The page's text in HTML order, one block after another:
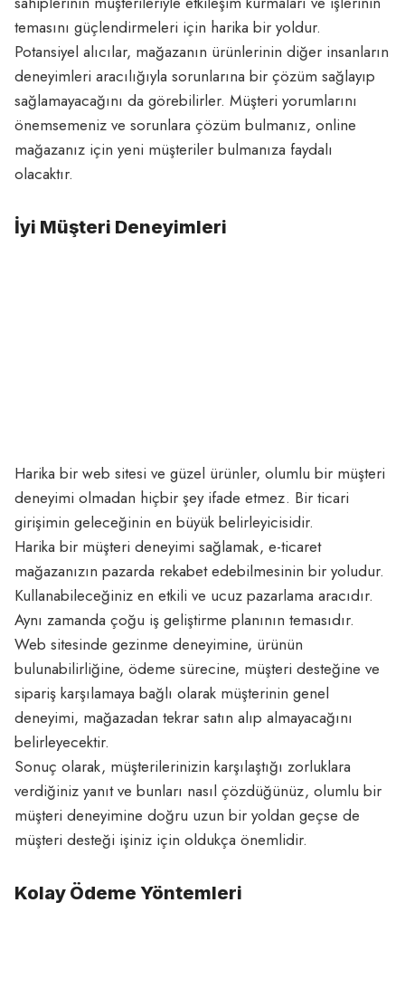
temasını güçlendirmeleri için harika bir yoldur.
Potansiyel alıcılar, mağazanın ürünlerinin diğer insanların
deneyimleri aracılığıyla sorunlarına bir çözüm sağlayıp
sağlamayacağını da görebilirler. Müşteri yorumlarını
önemsemeniz ve sorunlara çözüm bulmanız, online
mağazanız için yeni müşteriler bulmanıza faydalı
olacaktır.
İyi Müşteri Deneyimleri
Harika bir web sitesi ve güzel ürünler, olumlu bir müşteri
deneyimi olmadan hiçbir şey ifade etmez. Bir ticari
girişimin geleceğinin en büyük belirleyicisidir.
Harika bir müşteri deneyimi sağlamak, e-ticaret
mağazanızın pazarda rekabet edebilmesinin bir yoludur.
Kullanabileceğiniz en etkili ve ucuz pazarlama aracıdır.
Aynı zamanda çoğu iş geliştirme planının temasıdır.
Web sitesinde gezinme deneyimine, ürünün
bulunabilirliğine, ödeme sürecine, müşteri desteğine ve
sipariş karşılamaya bağlı olarak müşterinin genel
deneyimi, mağazadan tekrar satın alıp almayacağını
belirleyecektir.
Sonuç olarak, müşterilerinizin karşılaştığı zorluklara
verdiğiniz yanıt ve bunları nasıl çözdüğünüz, olumlu bir
müşteri deneyimine doğru uzun bir yoldan geçse de
müşteri desteği işiniz için oldukça önemlidir.
Kolay Ödeme Yöntemleri